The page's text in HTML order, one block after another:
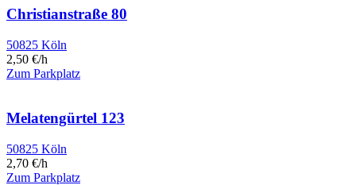
Christianstraße 80
50825 Köln
2,50 €/h
Zum Parkplatz
Melatengürtel 123
50825 Köln
2,70 €/h
Zum Parkplatz